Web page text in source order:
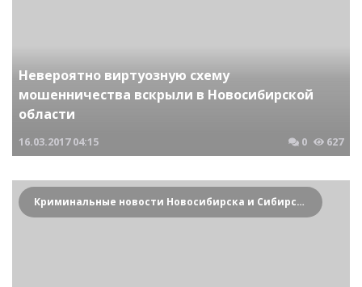
Невероятно виртуозную схему
мошенничества вскрыли в Новосибирской
области
16.03.2017 04:15 0 627
Криминальные новости Новосибирска и Сибирского региона